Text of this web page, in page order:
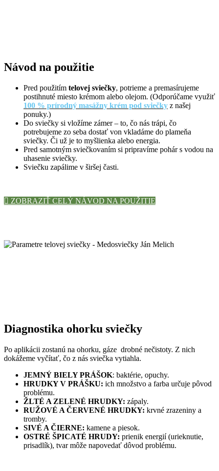
Návod na použitie
Pred použitím telovej sviečky, potrieme a premasírujeme
postihnuté miesto krémom alebo olejom. (Odporúčame využiť
100 % prírodný masážny krém pod sviečky z našej
ponuky.)
Do sviečky si vložíme zámer – to, čo nás trápi, čo
potrebujeme zo seba dostať von vkladáme do plameňa
sviečky. Či už je to myšlienka alebo energia.
Pred samotným sviečkovaním si pripravíme pohár s vodou na
uhasenie sviečky.
Sviečku zapálime v širšej časti.
ZOBRAZIŤ CELÝ NÁVOD NA POUŽITIE
Diagnostika ohorku sviečky
Po aplikácii zostanú na ohorku, gáze drobné nečistoty. Z nich
dokážeme vyčítať, čo z nás sviečka vytiahla.
JEMNÝ BIELY PRÁŠOK: baktérie, opuchy.
HRUDKY V PRÁŠKU: ich množstvo a farba určuje pôvod
problému.
ŽLTÉ A ZELENÉ HRUDKY: zápaly.
RUŽOVÉ A ČERVENÉ HRUDKY: krvné zrazeniny a
tromby.
SIVÉ A ČIERNE: kamene a piesok.
OSTRÉ ŠPICATÉ HRUDY: prienik energií (urieknutie,
prisadlík), tvar môže napovedať dôvod problému.